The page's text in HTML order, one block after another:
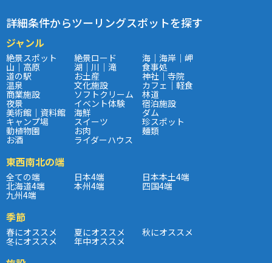
詳細条件からツーリングスポットを探す
ジャンル
絶景スポット 絶景ロード 海｜海岸｜岬
山｜高原 湖｜川｜滝 食事処
道の駅 お土産 神社｜寺院
温泉 文化施設 カフェ｜軽食
商業施設 ソフトクリーム 林道
夜景 イベント体験 宿泊施設
美術館｜資料館 海鮮 ダム
キャンプ場 スイーツ 珍スポット
動植物園 お肉 麺類
お酒 ライダーハウス
東西南北の端
全ての端 日本4端 日本本土4端
北海道4端 本州4端 四国4端
九州4端
季節
春にオススメ 夏にオススメ 秋にオススメ
冬にオススメ 年中オススメ